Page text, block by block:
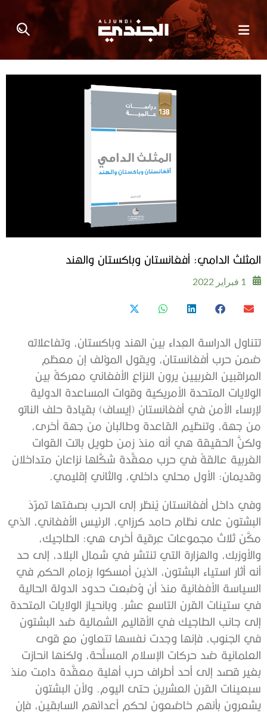
المثلث الدامي: أفغانستان وباكستان والهند
1 فبراير 2022
تتناول الدراسة العِداء بين الهند وباكستان، وتفاعلاته
ضمن حرب أفغانستان، ويقول المؤلف إن معظم
المراقبين الغربيين يرون النزاع الأفغاني معركةً بين
الولايات المتحدة الأمريكية وقوات المساعدة الدولية
لإرساء الأمن في أفغانستان (إيساف) بقيادة حلف الناتو
من جهة، وتنظيم القاعدة وطالبان من جهة أخرى،
ولكنَّ الحقيقة هي أنه منذ زمن طويل باتت القوات
الغربية عالقةً في حرب معقَّدة شكَّلها نزاعان متداخلان
وقديمان: الأول محلي داخلي، والثاني إقليمي.
وفي داخل أفغانستان يُنظر إلى الحرب بصفتها تمرّدَ
البشتون على نظام حامد كرزاي، الرئيس الأفغاني، الذي
مكَّن ثلاث مجموعات عِرقية أخرى هي: الطاجيك،
والأوزبك، والهزارة التي تنتشر في شمال البلاد، إلى حد
أنه أثار استياء البشتون، الذين أمسكوا بزمام الحكم في
السياسة الأفغانية منذ أن وُضِعت حدود الدولة الحالية
في ستينات القرن التاسع عشر. وبانحياز الولايات المتحدة
إلى جانب الطاجيك في الأقاليم الشمالية ضد البشتون
في الجنوب، فإنها وجدت نفسها تتعاون مع قوى
العلمانية ضد حركات الإسلام المسلَّحة، ولكنها انحازت
بغير قصد إلى أحد أطراف حرب أهلية معقَّدة دامت منذ
سبعينات القرن العشرين حتى اليوم. ولأن البشتون
يشعرون بأنهم خاضعون لحكم أعدائهم السابقين، فإن